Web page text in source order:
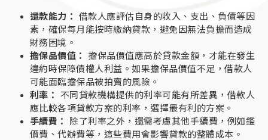
還款能力：
借款人應評估自身的收入、支出、負債等因
素，確保每月能按時繳納貸款，避免因無法負擔而造成
財務困境。
擔保品價值：
擔保品價值應高於貸款金額，才能在發生
違約時保障債權人利益。如果擔保品價值不足，借款人
可能面臨擔保品被拍賣的風險。
利率：
不同貸款機構提供的利率可能有所差異，借款人
應比較各項貸款方案的利率，選擇最有利的方案。
手續費：
除了利率之外，還需考慮其他手續費，例如鑑
價費、代辦費等，這些費用會影響貸款的整體成本。